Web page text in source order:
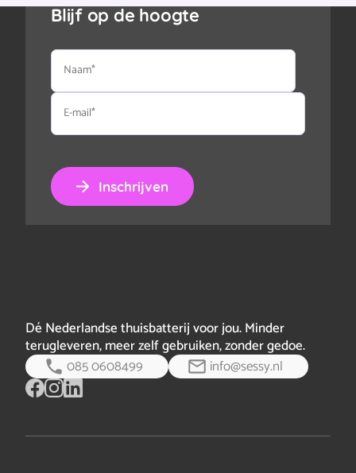
Blijf op de hoogte
Naam
E-
mail
Inschrijven
Dé Nederlandse thuisbatterij voor jou. Minder
terugleveren, meer zelf gebruiken, zonder gedoe.
085 0608499
info@sessy.nl